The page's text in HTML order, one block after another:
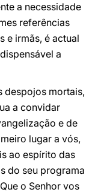
a necessidade
referências
e irmãs, é actual
a
despojos mortais,
a convidar
e de
lugar a vós,
ao espírito das
do seu programa
o Senhor vos